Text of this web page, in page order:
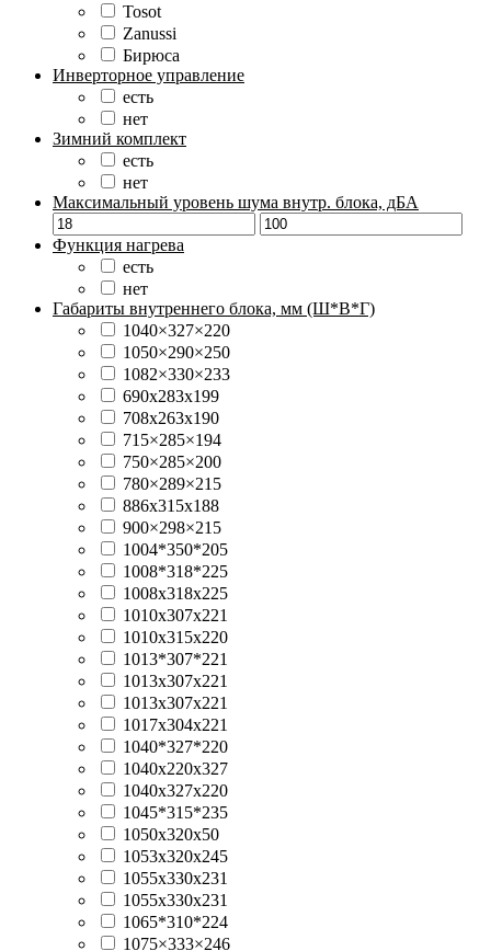
Tosot
Zanussi
Бирюса
Инверторное управление
есть
нет
Зимний комплект
есть
нет
Максимальный уровень шума внутр. блока, дБА
Функция нагрева
есть
нет
Габариты внутреннего блока, мм (Ш*В*Г)
1040×327×220
1050×290×250
1082×330×233
690x283x199
708x263x190
715×285×194
750×285×200
780×289×215
886x315x188
900×298×215
1004*350*205
1008*318*225
1008x318x225
1010x307x221
1010x315x220
1013*307*221
1013x307x221
1013х307х221
1017x304x221
1040*327*220
1040x220x327
1040x327x220
1045*315*235
1050x320x50
1053x320x245
1055x330x231
1055х330х231
1065*310*224
1075×333×246